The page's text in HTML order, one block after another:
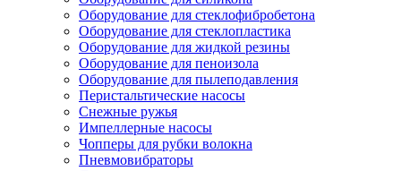
Оборудование для стеклофибробетона
Оборудование для стеклопластика
Оборудование для жидкой резины
Оборудование для пеноизола
Оборудование для пылеподавления
Перистальтические насосы
Снежные ружья
Импеллерные насосы
Чопперы для рубки волокна
Пневмовибраторы